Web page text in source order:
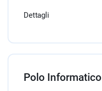
Dettagli
Polo Informatico